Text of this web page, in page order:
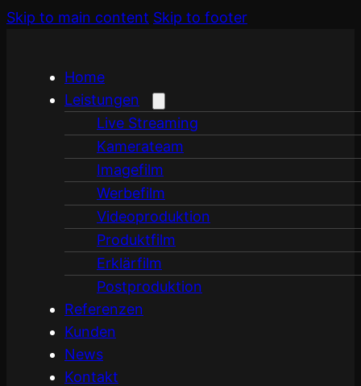
Skip to main content Skip to footer
Home
Leistungen
Live Streaming
Kamerateam
Imagefilm
Werbefilm
Videoproduktion
Produktfilm
Erklärfilm
Postproduktion
Referenzen
Kunden
News
Kontakt